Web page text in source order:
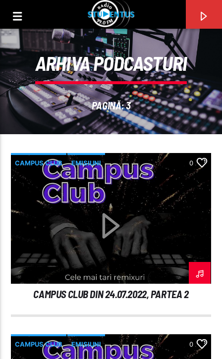
PIESA CURENTĂ
TITLU
ARTIST
Radio Studentus
ARHIVA PODCASTURI
PAGINĂ: 3
CAMPUS CLUB EMISIUNI 0
CAMPUS CLUB DIN 24.07.2022, PARTEA 2
CAMPUS CLUB EMISIUNI 0